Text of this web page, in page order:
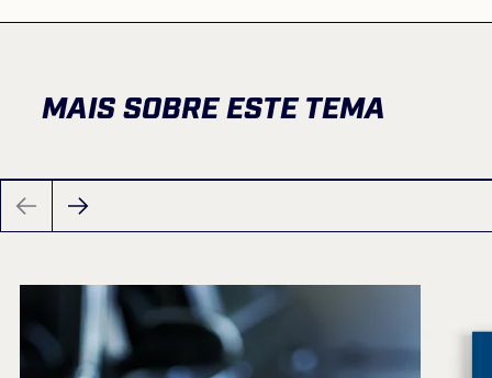
MAIS SOBRE ESTE TEMA